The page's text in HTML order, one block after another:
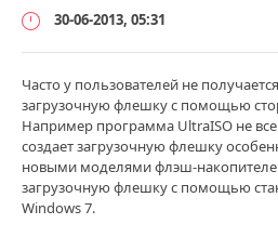
30-06-2013, 05:31
Windows
loginvovchyk
34
914
6
Часто у пользователей не
загрузочную флешку с помощью
Например программа UltraISO не
создает загрузочную флешку
новыми моделями флэш-
загрузочную флешку с помощью
Windows 7.